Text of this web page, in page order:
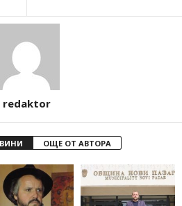
redaktor
ОЩЕ ОТ АВТОРА